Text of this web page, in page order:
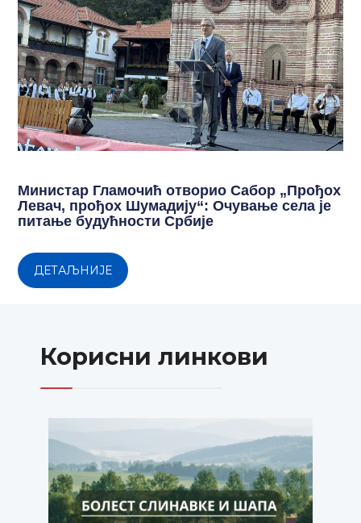
Министар Гламочић отворио Сабор „Прођох
Левач, прођох Шумадију“: Очување села је
питање будућности Србије
ДЕТАЉНИЈЕ
Корисни линкови